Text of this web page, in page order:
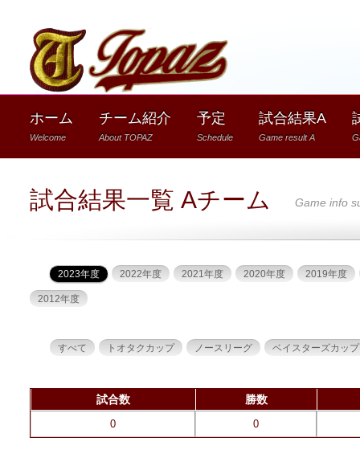
ホーム
Welcome
チーム紹介
About TOPAZ
予定
Schedule
試合結果A
Game result A
試合結果一覧 Aチーム Game info
2023年度 2022年度 2021年度 2020年度 2019年度
2012年度
すべて トオタクカップ ノースリーグ ベイスターズカップ
試合数 勝数
0 0